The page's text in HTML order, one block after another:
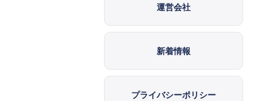
運営会社
新着情報
プライバシーポリシー